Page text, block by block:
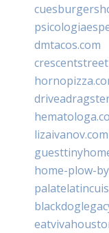
dmtacos.com
lizaivanov.com
home-plow-